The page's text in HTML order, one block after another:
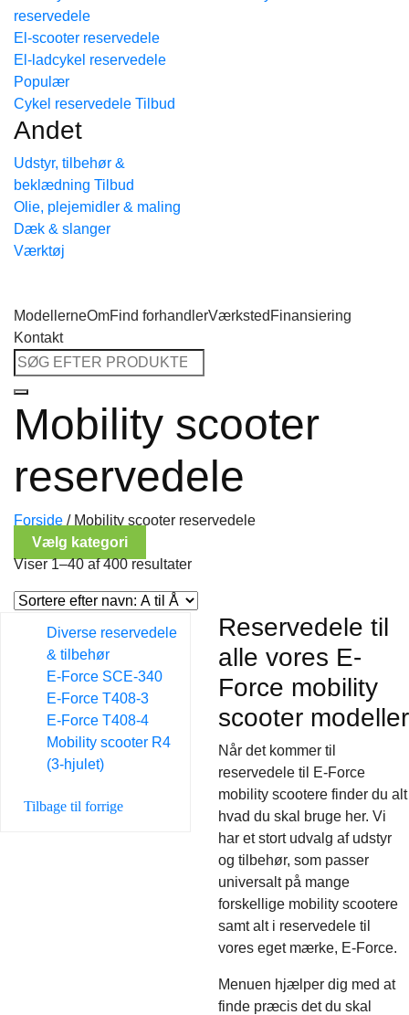
reservedele
El-scooter reservedele
El-ladcykel reservedele
Cykel reservedele
Andet
Udstyr, tilbehør &
beklædning
Olie, plejemidler & maling
Dæk & slanger
Værktøj
ModellerneOmFind forhandlerVærksted Finansiering
Kontakt
Søg
efter:
Mobility scooter
reservedele
Forside /Mobility scooter reservedele
Vælg kategori
Viser 1–40 af 400 resultater
Diverse reservedele
& tilbehør
E-Force SCE-340
E-Force T408-3
E-Force T408-4
Mobility scooter R4
(3-hjulet)
Tilbage til forrige
Reservedele til
alle vores E-
Force mobility
scooter modeller
Når det kommer til
reservedele til E-Force
mobility scootere finder du alt
hvad du skal bruge her. Vi
har et stort udvalg af udstyr
og tilbehør, som passer
universalt på mange
forskellige mobility scootere
samt alt i reservedele til
vores eget mærke, E-Force.
Menuen hjælper dig med at
finde præcis det du skal